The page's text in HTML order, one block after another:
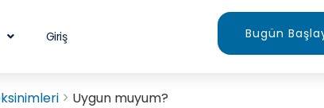
Giriş Bugün
Uygun muyum?